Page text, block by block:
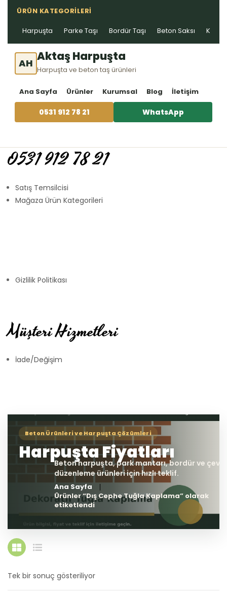
ÜRÜN KATEGORILERI
Harpuşta Parke Taşı Bordür Taşı Beton Saksı Kablo
AH Aktaş Harpuşta
Harpuşta ve beton taş ürünleri
Ana Sayfa Ürünler Kurumsal Blog İletişim
0531 912 78 21 WhatsApp
0531 912 78 21
Satış Temsilcisi
Mağaza Ürün Kategorileri
Gizlilik Politikası
Müşteri Hizmetleri
İade/Değişim
Ana Sayfa
Ürünler “Dış Cephe Tuğla Kaplama” olarak
etiketlendi
Tek bir sonuç gösteriliyor